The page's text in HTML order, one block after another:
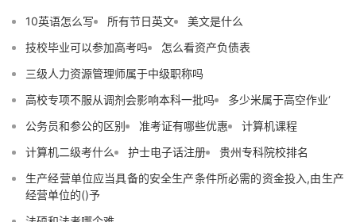
10英语怎么写 所有节日英文
美文是什么
技校毕业可以参加高考吗
怎么看资产负债表
三级人力资源管理师属于中级职称吗
高校专项不服从调剂会影响本科一批吗
多少米属于高空作业‘
公务员和参公的区别
准考证有哪些优惠
计算机课程
计算机二级考什么
护士电子话注册
贵州专科院校排名
生产经营单位应当具备的安全生产条件所必需的资金投入,由生产
经营单位的()予